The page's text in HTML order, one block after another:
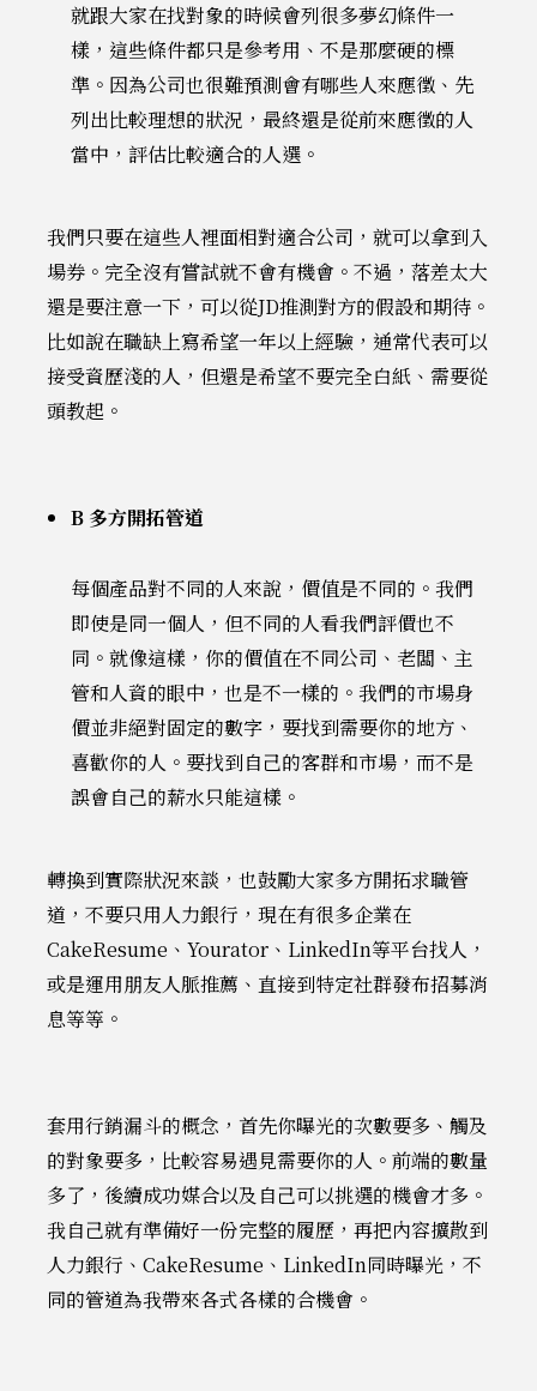
就跟大家在找對象的時候會列很多夢幻條件一
樣，這些條件都只是參考用、不是那麼硬的標
準。因為公司也很難預測會有哪些人來應徵、先
列出比較理想的狀況，最終還是從前來應徵的人
當中，評估比較適合的人選。
我們只要在這些人裡面相對適合公司，就可以拿到入
場券。完全沒有嘗試就不會有機會。不過，落差太大
還是要注意一下，可以從JD推測對方的假設和期待。
比如說在職缺上寫希望一年以上經驗，通常代表可以
接受資歷淺的人，但還是希望不要完全白紙、需要從
頭教起。
B 多方開拓管道
每個產品對不同的人來說，價值是不同的。我們
即使是同一個人，但不同的人看我們評價也不
同。就像這樣，你的價值在不同公司、老闆、主
管和人資的眼中，也是不一樣的。我們的市場身
價並非絕對固定的數字，要找到需要你的地方、
喜歡你的人。要找到自己的客群和市場，而不是
誤會自己的薪水只能這樣。
轉換到實際狀況來談，也鼓勵大家多方開拓求職管
道，不要只用人力銀行，現在有很多企業在
CakeResume、Yourator、LinkedIn等平台找人，
或是運用朋友人脈推薦、直接到特定社群發布招募消
息等等。
套用行銷漏斗的概念，首先你曝光的次數要多、觸及
的對象要多，比較容易遇見需要你的人。前端的數量
多了，後續成功媒合以及自己可以挑選的機會才多。
我自己就有準備好一份完整的履歷，再把內容擴散到
人力銀行、CakeResume、LinkedIn同時曝光，不
同的管道為我帶來各式各樣的合機會。